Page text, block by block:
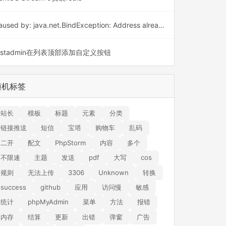
Caused by: java.net.BindException: Address already in use: bind
在列表顶部添加自定义按钮
标签
站长 模板 标题 元素
分类
链接推送
短信 宝塔 购物车
乱码
二开
配文 PhpStorm 内容
多个
不限速
主题 发送 pdf 大写
cos
规则
无法上传 3306 Unknown
转换
success
github 应用 访问慢
敏感
统计
phpMyAdmin 菜单 方法
报错
内存
结算 更新 出错 弹窗 广告